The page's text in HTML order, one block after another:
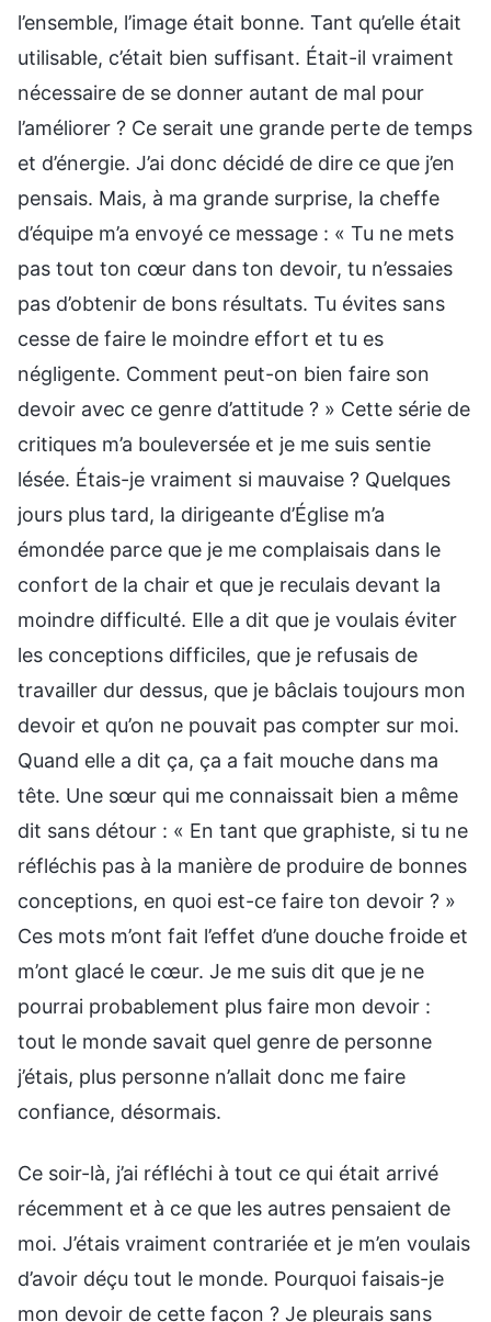
l’ensemble, l’image était bonne. Tant qu’elle était
utilisable, c’était bien suffisant. Était-il vraiment
nécessaire de se donner autant de mal pour
l’améliorer ? Ce serait une grande perte de temps
et d’énergie. J’ai donc décidé de dire ce que j’en
pensais. Mais, à ma grande surprise, la cheffe
d’équipe m’a envoyé ce message : « Tu ne mets
pas tout ton cœur dans ton devoir, tu n’essaies
pas d’obtenir de bons résultats. Tu évites sans
cesse de faire le moindre effort et tu es
négligente. Comment peut-on bien faire son
devoir avec ce genre d’attitude ? » Cette série de
critiques m’a bouleversée et je me suis sentie
lésée. Étais-je vraiment si mauvaise ? Quelques
jours plus tard, la dirigeante d’Église m’a
émondée parce que je me complaisais dans le
confort de la chair et que je reculais devant la
moindre difficulté. Elle a dit que je voulais éviter
les conceptions difficiles, que je refusais de
travailler dur dessus, que je bâclais toujours mon
devoir et qu’on ne pouvait pas compter sur moi.
Quand elle a dit ça, ça a fait mouche dans ma
tête. Une sœur qui me connaissait bien a même
dit sans détour : « En tant que graphiste, si tu ne
réfléchis pas à la manière de produire de bonnes
conceptions, en quoi est-ce faire ton devoir ? »
Ces mots m’ont fait l’effet d’une douche froide et
m’ont glacé le cœur. Je me suis dit que je ne
pourrai probablement plus faire mon devoir :
tout le monde savait quel genre de personne
j’étais, plus personne n’allait donc me faire
confiance, désormais.
Ce soir-là, j’ai réfléchi à tout ce qui était arrivé
récemment et à ce que les autres pensaient de
moi. J’étais vraiment contrariée et je m’en voulais
d’avoir déçu tout le monde. Pourquoi faisais-je
mon devoir de cette façon ? Je pleurais sans